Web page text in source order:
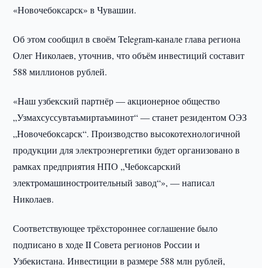
«Новочебоксарск» в Чувашии.
Об этом сообщил в своём Telegram-канале глава региона
Олег Николаев, уточнив, что объём инвестиций составит
588 миллионов рублей.
«Наш узбекский партнёр — акционерное общество
„Узмахсуссувтаъмиртаъминот“ — станет резидентом ОЭЗ
„Новочебоксарск“. Производство высокотехнологичной
продукции для электроэнергетики будет организовано в
рамках предприятия НПО „Чебоксарский
электромашиностроительный завод“», — написал
Николаев.
Соответствующее трёхстороннее соглашение было
подписано в ходе II Совета регионов России и
Узбекистана. Инвестиции в размере 588 млн рублей,